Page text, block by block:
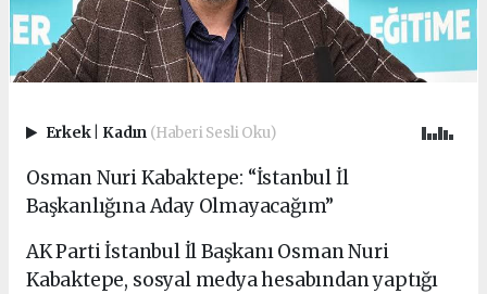
Erkek Kadın (Haberi Sesli Oku)
Osman Nuri Kabaktepe: “İstanbul İl
Başkanlığına Aday Olmayacağım”
AK Parti İstanbul İl Başkanı Osman Nuri
Kabaktepe, sosyal medya hesabından yaptığı